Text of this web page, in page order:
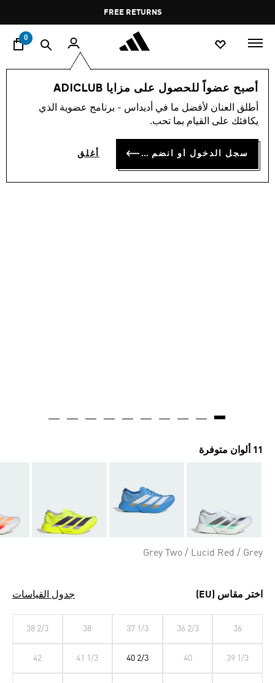
Pause
promotion
rotation
FREE RETURNS
0
أصبح عضواً للحصول على مزايا ADICLUB
أطلق العنان لأفضل ما في أديداس - برنامج عضوية الذي
يكافئك على القيام بما تحب.
سجل الدخول أو انضم الآن أغلق
النساء
حذاء ADIZERO ADIOS PRO 4
OMR 131.00
11 ألوان متوفرة
Grey Two / Lucid Red / Grey
اختر مقاس (EU) جدول القياسات
36
36 2/3
37 1/3
38
38 2/3
39 1/3
40
40 2/3
41 1/3
42